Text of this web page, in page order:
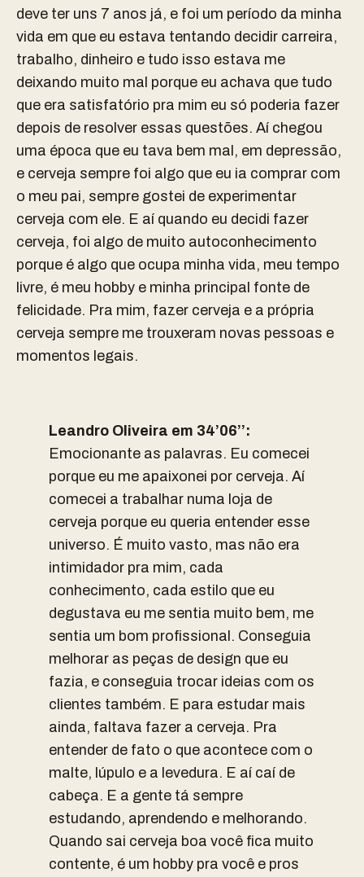
deve ter uns 7 anos já, e foi um período da minha
vida em que eu estava tentando decidir carreira,
trabalho, dinheiro e tudo isso estava me
deixando muito mal porque eu achava que tudo
que era satisfatório pra mim eu só poderia fazer
depois de resolver essas questões. Aí chegou
uma época que eu tava bem mal, em depressão,
e cerveja sempre foi algo que eu ia comprar com
o meu pai, sempre gostei de experimentar
cerveja com ele. E aí quando eu decidi fazer
cerveja, foi algo de muito autoconhecimento
porque é algo que ocupa minha vida, meu tempo
livre, é meu hobby e minha principal fonte de
felicidade. Pra mim, fazer cerveja e a própria
cerveja sempre me trouxeram novas pessoas e
momentos legais.
Leandro Oliveira em 34’06’’:
Emocionante as palavras. Eu comecei
porque eu me apaixonei por cerveja. Aí
comecei a trabalhar numa loja de
cerveja porque eu queria entender esse
universo. É muito vasto, mas não era
intimidador pra mim, cada
conhecimento, cada estilo que eu
degustava eu me sentia muito bem, me
sentia um bom profissional. Conseguia
melhorar as peças de design que eu
fazia, e conseguia trocar ideias com os
clientes também. E para estudar mais
ainda, faltava fazer a cerveja. Pra
entender de fato o que acontece com o
malte, lúpulo e a levedura. E aí caí de
cabeça. E a gente tá sempre
estudando, aprendendo e melhorando.
Quando sai cerveja boa você fica muito
contente, é um hobby pra você e pros